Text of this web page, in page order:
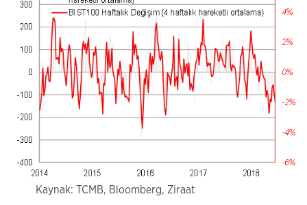
Kaynak: TCMB, Bloomberg, Ziraat